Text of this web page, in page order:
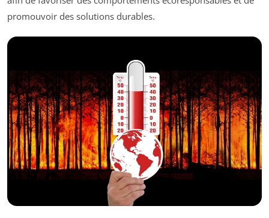
promouvoir des solutions durables.